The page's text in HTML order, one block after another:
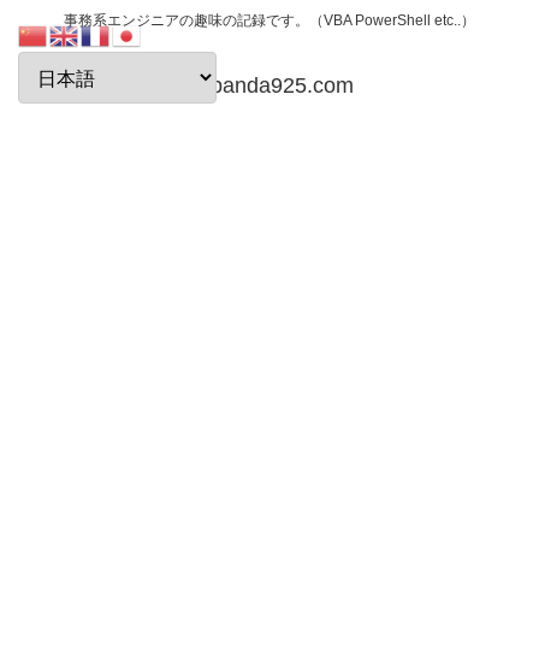
事務系エンジニアの趣味の記録です。（VBA PowerShell etc..）
papanda925.com